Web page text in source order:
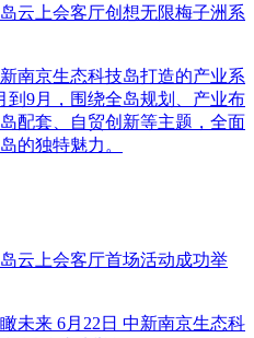
云上会客厅创想无限梅子洲系
南京生态科技岛打造的产业系
到9月，围绕全岛规划、产业布
配套、自贸创新等主题，全面
的独特魅力。
云上会客厅首场活动成功举
未来 6月22日 中新南京生态科